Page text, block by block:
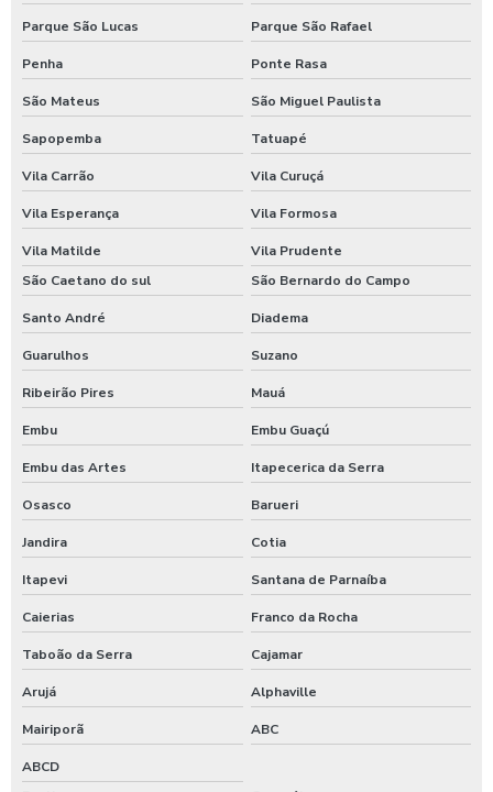
Fornecedores de refeições para empresas
Fornecer comida para empresas
Fornecimento de alimentação para empresas
Fornecimento de alimentos preparados preponderantemente
para empresas
Fornecimento de comida para empresas
Fornecimento de refeição pelo empregador
Fornecimento de refeições coletivas
Fornecimento de refeições para empresas
Indústria de refeições
Kit café da manhã corporativo
Kit café da manhã individual para empresas
Kit lanche corporativo
Kit lanche empresarial
Kit lanche para empresas
Parque São Lucas Parque São Rafael
Penha Ponte Rasa
São Mateus São Miguel Paulista
Sapopemba Tatuapé
Vila Carrão Vila Curuçá
Vila Esperança Vila Formosa
Vila Matilde
Vila Prudente
São Caetano do sul
São Bernardo do Campo
Santo André Diadema
Guarulhos Suzano
Ribeirão Pires Mauá
Embu Embu Guaçú
Embu das Artes Itapecerica da Serra
Osasco Barueri
Jandira Cotia
Itapevi Santana de Parnaíba
Caierias Franco da Rocha
Taboão da Serra Cajamar
Arujá Alphaville
Mairiporã ABC
ABCD